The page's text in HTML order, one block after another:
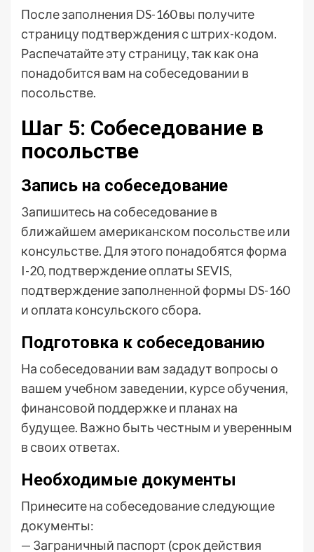
После заполнения DS-160 вы получите
страницу подтверждения с штрих-кодом.
Распечатайте эту страницу, так как она
понадобится вам на собеседовании в
посольстве.
Шаг 5: Собеседование в
посольстве
Запись на собеседование
Запишитесь на собеседование в
ближайшем американском посольстве или
консульстве. Для этого понадобятся форма
I-20, подтверждение оплаты SEVIS,
подтверждение заполненной формы DS-160
и оплата консульского сбора.
Подготовка к собеседованию
На собеседовании вам зададут вопросы о
вашем учебном заведении, курсе обучения,
финансовой поддержке и планах на
будущее. Важно быть честным и уверенным
в своих ответах.
Необходимые документы
Принесите на собеседование следующие
документы:
— Заграничный паспорт (срок действия